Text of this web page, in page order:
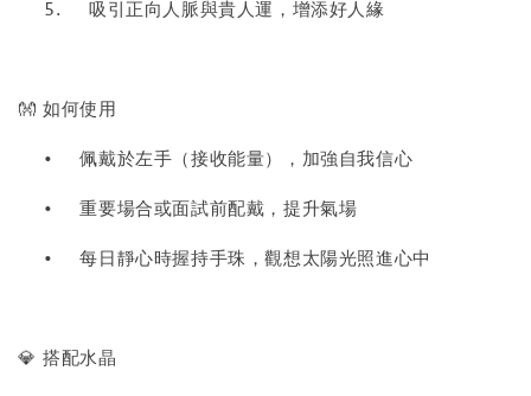
5. 吸引正向人脈與貴人運，增添好人緣
👐 如何使用
• 佩戴於左手（接收能量），加強自我信心
• 重要場合或面試前配戴，提升氣場
• 每日靜心時握持手珠，觀想太陽光照進心中
💎 搭配水晶